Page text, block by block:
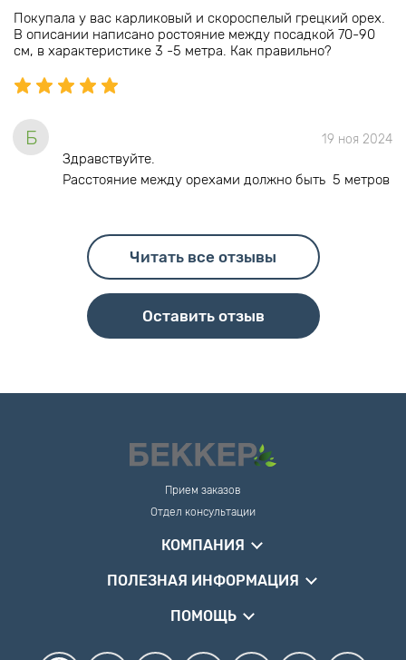
Покупала у вас карликовый и скороспелый грецкий орех.
В описании написано ростояние между посадкой 70-90
см, в характеристике 3 -5 метра. Как правильно?
Б 19 ноя 2024
Здравствуйте.
Расстояние между орехами должно быть 5 метров
Читать все отзывы
Оставить отзыв
Прием заказов
Отдел консультации
КОМПАНИЯ
ПОЛЕЗНАЯ ИНФОРМАЦИЯ
ПОМОЩЬ